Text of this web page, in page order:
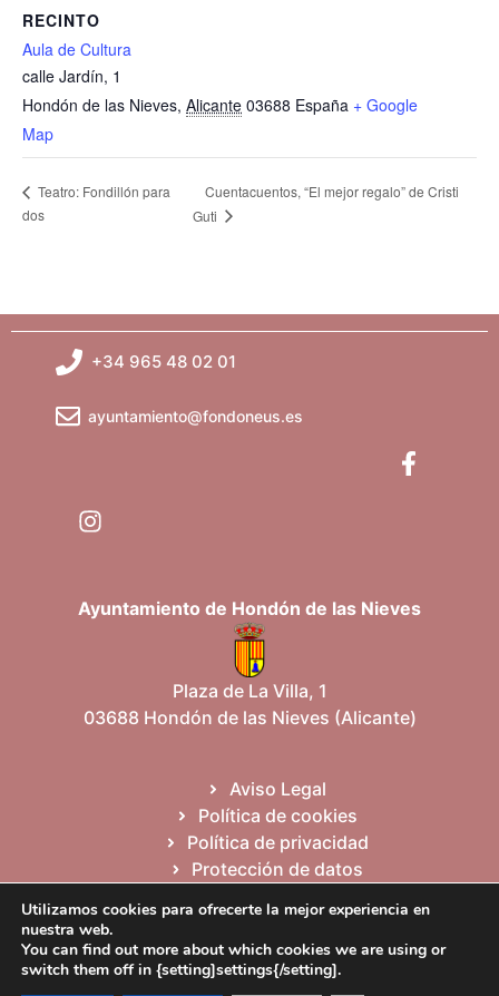
RECINTO
Aula de Cultura
calle Jardín, 1
Hondón de las Nieves, Alicante 03688 España + Google
Map
Teatro: Fondillón para
dos
Cuentacuentos, “El mejor regalo” de Cristi
Guti
+34 965 48 02 01
ayuntamiento@fondoneus.es
Ayuntamiento de Hondón de las Nieves
Plaza de La Villa, 1
03688 Hondón de las Nieves (Alicante)
Aviso Legal
Política de cookies
Política de privacidad
Protección de datos
Utilizamos cookies para ofrecerte la mejor experiencia en
nuestra web.
You can find out more about which cookies we are using or
switch them off in {setting]settings{/setting].
Español Valencià